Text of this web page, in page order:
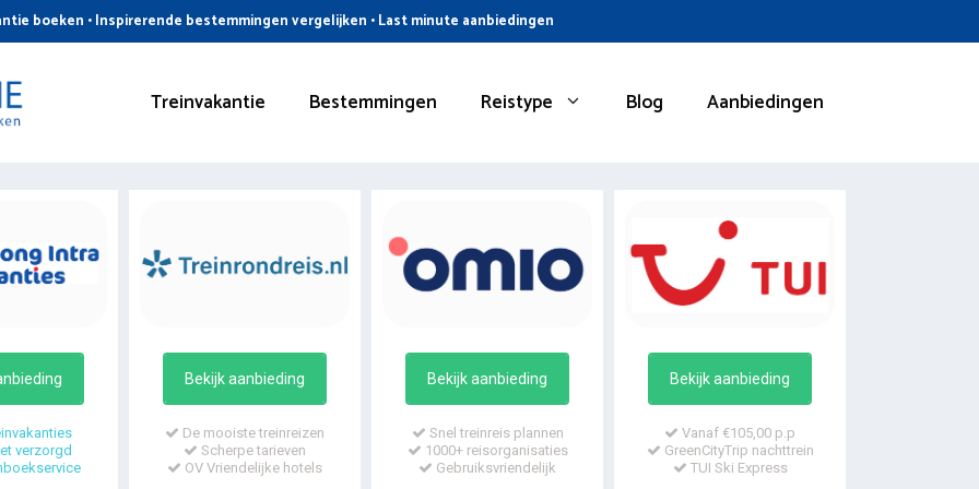
boeken • Inspirerende bestemmingen vergelijken • Last minute aanbiedingen
Treinvakantie Bestemmingen Reistype Blog Aanbiedingen
verzorgd
Bekijk aanbieding
De mooiste treinreizen
Scherpe tarieven
OV Vriendelijke hotels
Bekijk aanbieding
Snel treinreis plannen
1000+ reisorganisaties
Gebruiksvriendelijk
Bekijk aanbieding
Vanaf €105,00 p.p
GreenCityTrip nachttrein
TUI Ski Express